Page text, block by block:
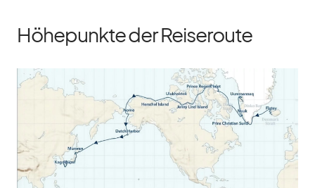
Höhepunkte der Reiseroute